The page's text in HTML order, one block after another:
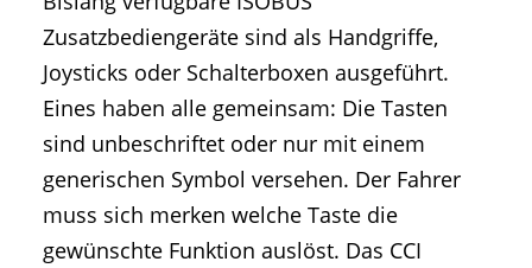
Zusatzbediengeräte sind als Handgriffe,
Joysticks oder Schalterboxen ausgeführt.
Eines haben alle gemeinsam: Die Tasten
sind unbeschriftet oder nur mit einem
generischen Symbol versehen. Der Fahrer
muss sich merken welche Taste die
gewünschte Funktion auslöst. Das CCI